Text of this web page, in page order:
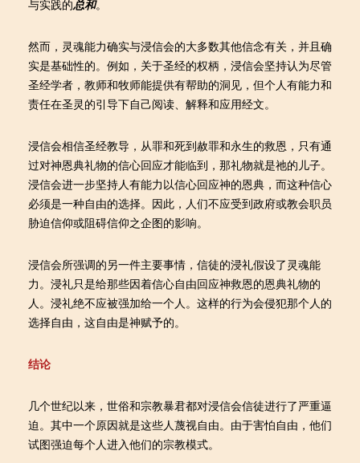
与实践的总和。
然而，灵魂能力确实与浸信会的大多数其他信念有关，并且确
实是基础性的。例如，关于圣经的权柄，浸信会坚持认为尽管
圣经学者，教师和牧师能提供有帮助的洞见，但个人有能力和
责任在圣灵的引导下自己阅读、解释和应用经文。
浸信会相信圣经教导，从罪和死到赦罪和永生的救恩，只有通
过对神恩典礼物的信心回应才能临到，那礼物就是祂的儿子。
浸信会进一步坚持人有能力以信心回应神的恩典，而这种信心
必须是一种自由的选择。因此，人们不应受到政府或教会职员
胁迫信仰或阻碍信仰之企图的影响。
浸信会所强调的另一件主要事情，信徒的浸礼假设了灵魂能
力。浸礼只是给那些因着信心自由回应神救恩的恩典礼物的
人。浸礼绝不应被强加给一个人。这样的行为会侵犯那个人的
选择自由，这自由是神赋予的。
结论
几个世纪以来，世俗和宗教暴君都对浸信会信徒进行了严重逼
迫。其中一个原因就是这些人蔑视自由。由于害怕自由，他们
试图强迫每个人进入他们的宗教模式。